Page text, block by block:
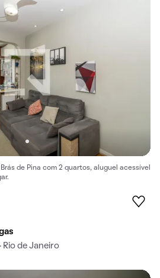
de Pina com 2 quartos, aluguel acessível
Rio de Janeiro